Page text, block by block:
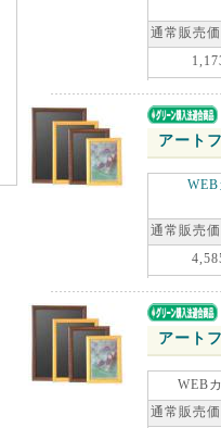
通常販売
アート
通常販売
アート
WEB
通常販売